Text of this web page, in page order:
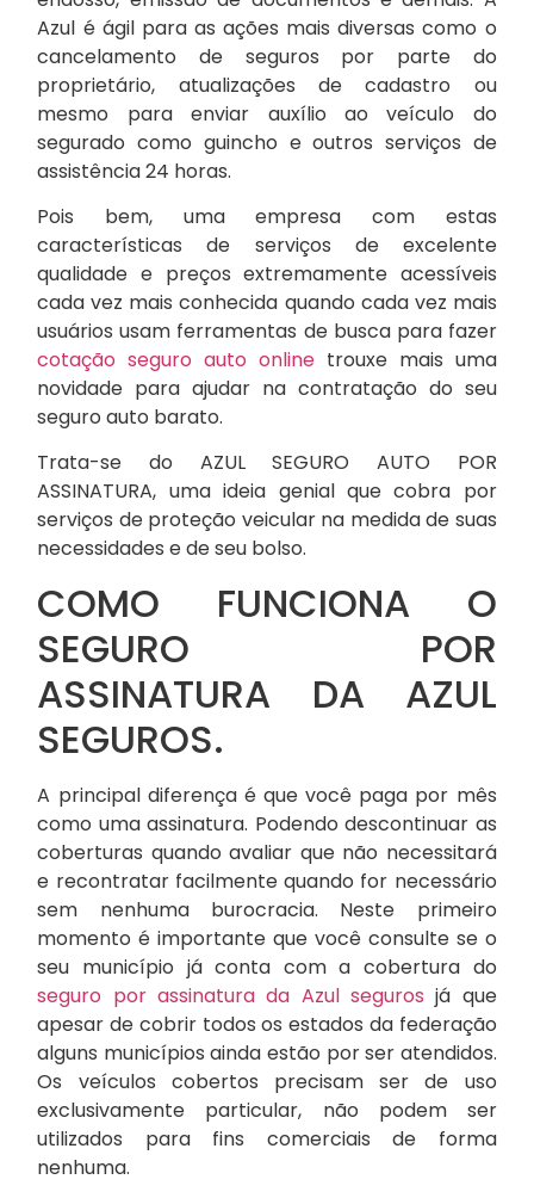
Azul é ágil para as ações mais diversas como o
cancelamento de seguros por parte do
proprietário, atualizações de cadastro ou
mesmo para enviar auxílio ao veículo do
segurado como guincho e outros serviços de
assistência 24 horas.
Pois bem, uma empresa com estas
características de serviços de excelente
qualidade e preços extremamente acessíveis
cada vez mais conhecida quando cada vez mais
usuários usam ferramentas de busca para fazer
cotação seguro auto online trouxe mais uma
novidade para ajudar na contratação do seu
seguro auto barato.
Trata-se do AZUL SEGURO AUTO POR
ASSINATURA, uma ideia genial que cobra por
serviços de proteção veicular na medida de suas
necessidades e de seu bolso.
COMO FUNCIONA O
SEGURO POR
ASSINATURA DA AZUL
SEGUROS.
A principal diferença é que você paga por mês
como uma assinatura. Podendo descontinuar as
coberturas quando avaliar que não necessitará
e recontratar facilmente quando for necessário
sem nenhuma burocracia. Neste primeiro
momento é importante que você consulte se o
seu município já conta com a cobertura do
seguro por assinatura da Azul seguros já que
apesar de cobrir todos os estados da federação
alguns municípios ainda estão por ser atendidos.
Os veículos cobertos precisam ser de uso
exclusivamente particular, não podem ser
utilizados para fins comerciais de forma
nenhuma.